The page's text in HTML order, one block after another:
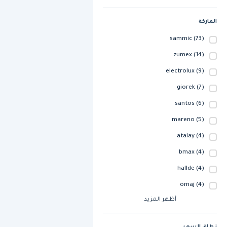
الماركة
sammic (73)
zumex (14)
electrolux (9)
giorek (7)
santos (6)
mareno (5)
atalay (4)
bmax (4)
hallde (4)
omaj (4)
أظهر المزيد